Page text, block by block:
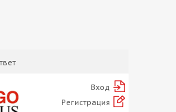
Вход
Регистрация